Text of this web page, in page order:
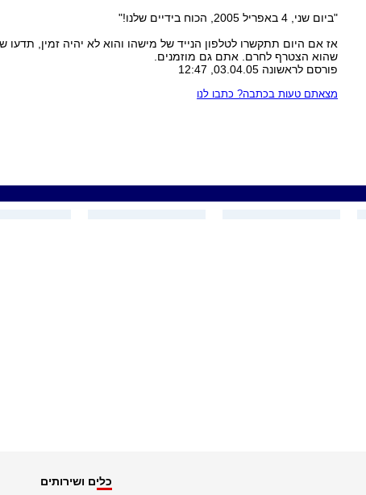
"ביום שני, 4 באפריל 2005, הכוח בידיים שלנו!"
אז אם היום תתקשרו לטלפון הנייד של מישהו והוא לא יהיה זמין, תדעו
שהוא הצטרף לחרם. אתם גם מוזמנים.
פורסם לראשונה 03.04.05, 12:47
מצאתם טעות בכתבה? כתבו לנו
כלים ושירותים